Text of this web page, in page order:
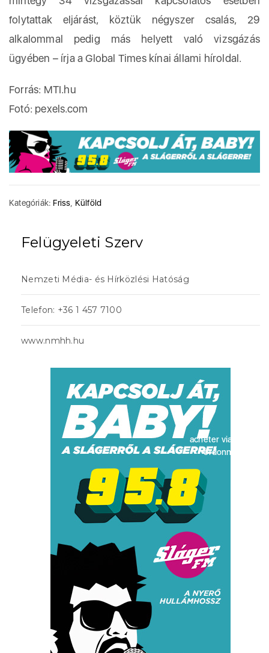
folytattak eljárást, köztük négyszer csalás, 29
alkalommal pedig más helyett való vizsgázás
ügyében – írja a Global Times kínai állami híroldal.
Forrás: MTI.hu
Fotó: pexels.com
Kategóriák: Friss Külföld
Felügyeleti Szerv
Nemzeti Média- és Hírközlési Hatóság
Telefon: +36 1 457 7100
www.nmhh.hu
acheter viagra sans
ordonnance